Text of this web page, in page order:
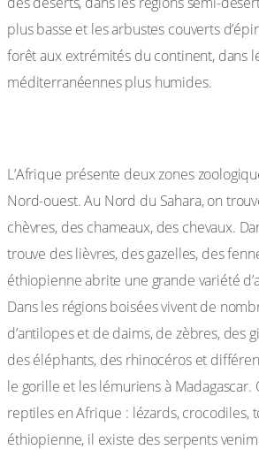
plus basse et les arbustes couverts
forêt aux extrémités du continent, dans
méditerranéennes plus humides.
L’Afrique présente deux zones
Nord-ouest. Au Nord du Sahara, on
chèvres, des chameaux, des chevaux.
trouve des lièvres, des gazelles, des
éthiopienne abrite une grande variété
Dans les régions boisées vivent de
d’antilopes et de daims, de zèbres, des
des éléphants, des rhinocéros et
le gorille et les lémuriens à Madagascar.
reptiles en Afrique : lézards, crocodiles,
éthiopienne, il existe des serpents